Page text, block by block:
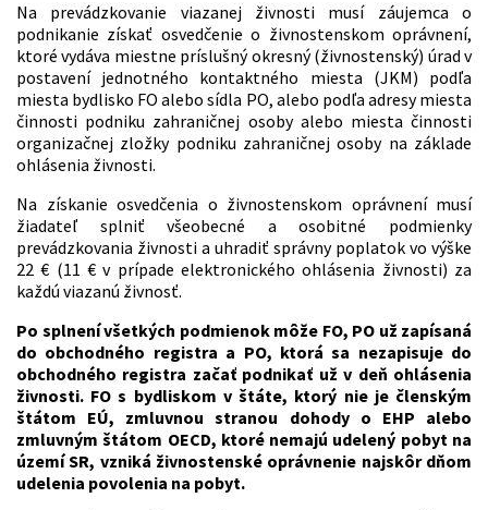
Na prevádzkovanie viazanej živnosti musí záujemca o
podnikanie získať osvedčenie o živnostenskom oprávnení,
ktoré vydáva miestne príslušný okresný (živnostenský) úrad v
postavení jednotného kontaktného miesta (JKM) podľa
miesta bydlisko FO alebo sídla PO, alebo podľa adresy miesta
činnosti podniku zahraničnej osoby alebo miesta činnosti
organizačnej zložky podniku zahraničnej osoby na základe
ohlásenia živnosti.
Na získanie osvedčenia o živnostenskom oprávnení musí
žiadateľ splniť všeobecné a osobitné podmienky
prevádzkovania živnosti a uhradiť správny poplatok vo výške
22 € (11 € v prípade elektronického ohlásenia živnosti) za
každú viazanú živnosť.
Po splnení všetkých podmienok môže FO, PO už zapísaná
do obchodného registra a PO, ktorá sa nezapisuje do
obchodného registra začať podnikať už v deň ohlásenia
živnosti. FO s bydliskom v štáte, ktorý nie je členským
štátom EÚ, zmluvnou stranou dohody o EHP alebo
zmluvným štátom OECD, ktoré nemajú udelený pobyt na
území SR, vzniká živnostenské oprávnenie najskôr dňom
udelenia povolenia na pobyt.